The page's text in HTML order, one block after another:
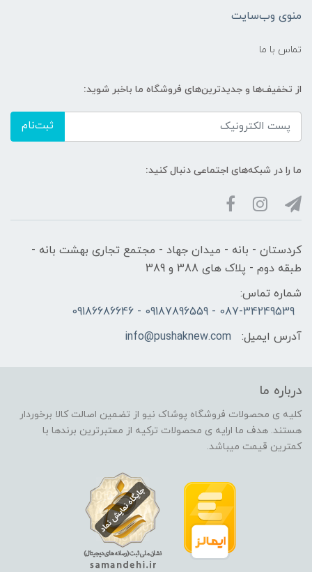
منوی وب‌سایت
تماس با ما
از تخفیف‌ها و جدیدترین‌های فروشگاه ما باخبر شوید:
ثبت‌نام
ما را در شبکه‌های اجتماعی دنبال کنید:
کردستان - بانه - میدان جهاد - مجتمع تجاری بهشت بانه -
طبقه دوم - پلاک های 388 و 389
شماره تماس:
087-34249539 - 09187896559 - 09186686646
آدرس ایمیل:
info@pushaknew.com
درباره ما
کلیه ی محصولات فروشگاه پوشاک نیو از تضمین اصالت کالا برخوردار
هستند. هدف ما ارایه ی محصولات ترکیه از معتبرترین برندها با
کمترین قیمت میباشد.